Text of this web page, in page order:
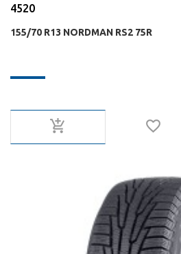
4520
155/70 R13 NORDMAN RS2 75R